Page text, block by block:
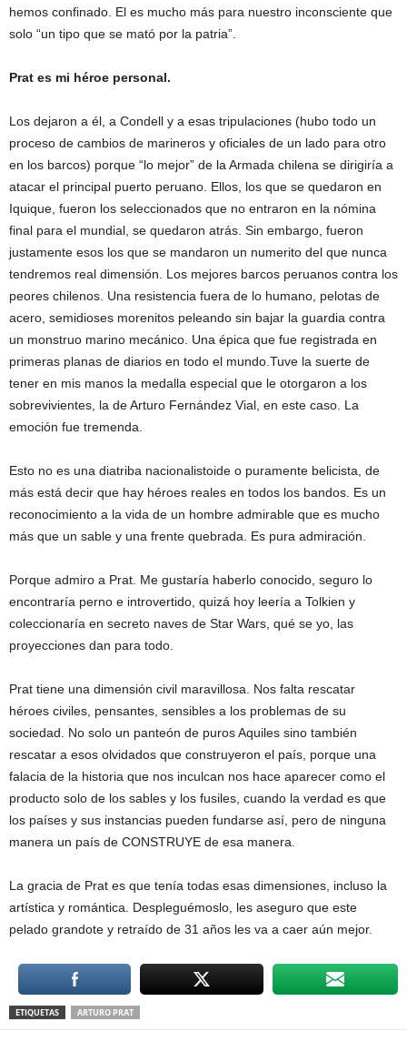
hemos confinado. El es mucho más para nuestro inconsciente que
solo “un tipo que se mató por la patria”.
Prat es mi héroe personal.
Los dejaron a él, a Condell y a esas tripulaciones (hubo todo un
proceso de cambios de marineros y oficiales de un lado para otro
en los barcos) porque “lo mejor” de la Armada chilena se dirigiría a
atacar el principal puerto peruano. Ellos, los que se quedaron en
Iquique, fueron los seleccionados que no entraron en la nómina
final para el mundial, se quedaron atrás. Sin embargo, fueron
justamente esos los que se mandaron un numerito del que nunca
tendremos real dimensión. Los mejores barcos peruanos contra los
peores chilenos. Una resistencia fuera de lo humano, pelotas de
acero, semidioses morenitos peleando sin bajar la guardia contra
un monstruo marino mecánico. Una épica que fue registrada en
primeras planas de diarios en todo el mundo.Tuve la suerte de
tener en mis manos la medalla especial que le otorgaron a los
sobrevivientes, la de Arturo Fernández Vial, en este caso. La
emoción fue tremenda.
Esto no es una diatriba nacionalistoide o puramente belicista, de
más está decir que hay héroes reales en todos los bandos. Es un
reconocimiento a la vida de un hombre admirable que es mucho
más que un sable y una frente quebrada. Es pura admiración.
Porque admiro a Prat. Me gustaría haberlo conocido, seguro lo
encontraría perno e introvertido, quizá hoy leería a Tolkien y
coleccionaría en secreto naves de Star Wars, qué se yo, las
proyecciones dan para todo.
Prat tiene una dimensión civil maravillosa. Nos falta rescatar
héroes civiles, pensantes, sensibles a los problemas de su
sociedad. No solo un panteón de puros Aquiles sino también
rescatar a esos olvidados que construyeron el país, porque una
falacia de la historia que nos inculcan nos hace aparecer como el
producto solo de los sables y los fusiles, cuando la verdad es que
los países y sus instancias pueden fundarse así, pero de ninguna
manera un país de CONSTRUYE de esa manera.
La gracia de Prat es que tenía todas esas dimensiones, incluso la
artística y romántica. Despleguémoslo, les aseguro que este
pelado grandote y retraído de 31 años les va a caer aún mejor.
ETIQUETAS ARTURO PRAT